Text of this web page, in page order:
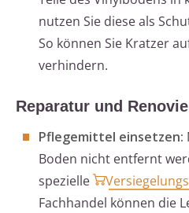
nutzen Sie diese als
So können Sie Kratzer
verhindern.
Reparatur und
Pflegemittel einsetzen:
Boden nicht entfernt
spezielle
Fachhandel können die